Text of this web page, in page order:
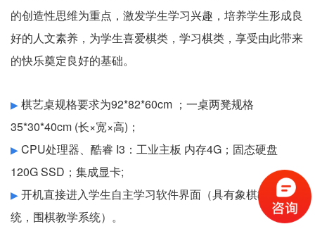
的创造性思维为重点，激发学生学习兴趣，培养学生形成良
好的人文素养，为学生喜爱棋类，学习棋类，享受由此带来
的快乐奠定良好的基础。
▶ 棋艺桌规格要求为92*82*60cm ； 一桌两凳规格
35*30*40cm (长×宽×高)；
▶ CPU处理器、酷睿 I3 ：工业主板 内存4G ； 固态硬盘
120G SSD ；集成显卡;
▶ 开机直接进入学生自主学习软件界面（具有象棋教学系
统，围棋教学系统）。